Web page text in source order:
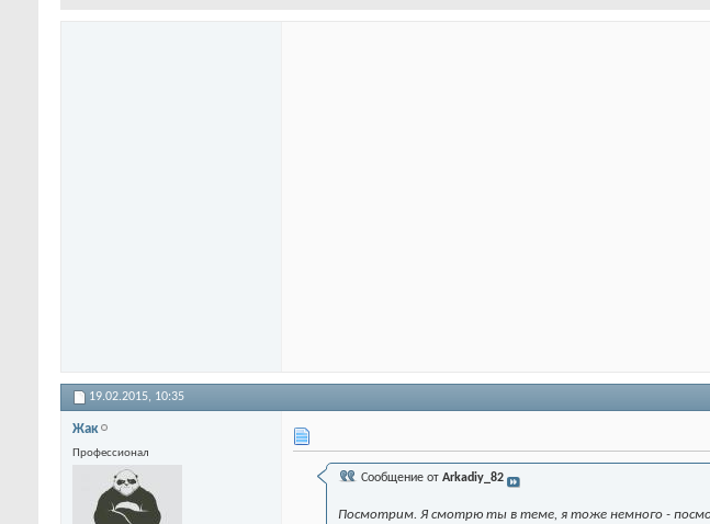
19.02.2015, 10:35
Жак
Профессионал
Сообщение от Arkadiy_82
Посмотрим. Я смотрю ты в теме, я тоже немного -